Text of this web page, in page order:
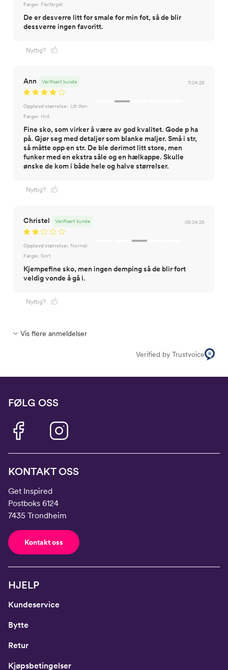
Farge: Flerfarget
De er desverre litt for smale for min fot, så de blir
dessverre ingen favoritt.
Nyttig?
Ann 11.04.26
Verifisert kunde
Opplevd størrelse: Litt liten
Farge: Hvit
Fine sko, som virker å være av god kvalitet. Gode p ha
på. Gjør seg med detaljer som blanke maljer. Små i str,
så måtte opp en str. De ble derimot litt store, men
funker med en ekstra såle og en hælkappe. Skulle
ønske de kom i både hele og halve størrelser.
Nyttig?
Christel 08.04.26
Verifisert kunde
Opplevd størrelse: Normal
Farge: Sort
Kjempefine sko, men ingen demping så de blir fort
veldig vonde å gå i.
Nyttig?
Vis flere anmeldelser
Verified by Trustvoice
FØLG OSS
KONTAKT OSS
Get Inspired
Postboks 6124
7435 Trondheim
Kontakt oss
HJELP
Kundeservice
Bytte
Retur
Kjøpsbetingelser